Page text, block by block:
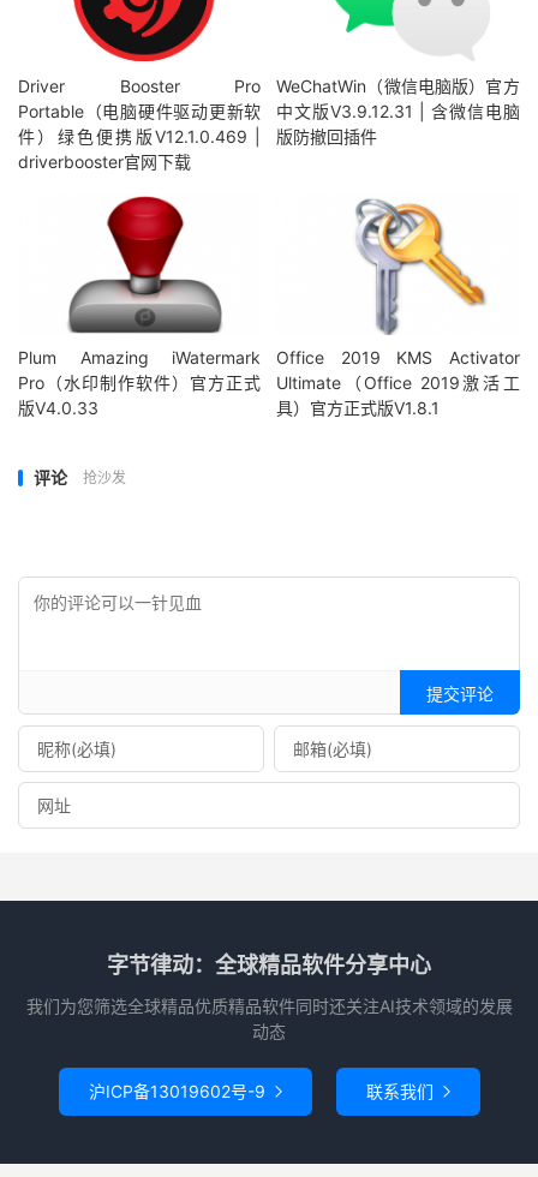
Driver Booster Pro
Portable（电脑硬件驱动更新软
件）绿色便携版V12.1.0.469 |
driverbooster官网下载
WeChatWin（微信电脑版）官方
中文版V3.9.12.31 | 含微信电脑
版防撤回插件
Plum Amazing iWatermark
Pro（水印制作软件）官方正式
版V4.0.33
Office 2019 KMS Activator
Ultimate（Office 2019激活工
具）官方正式版V1.8.1
评论 抢沙发
提交评论
字节律动：全球精品软件分享中心
我们为您筛选全球精品优质精品软件同时还关注AI技术领域的发展
动态
沪ICP备13019602号-9  联系我们 